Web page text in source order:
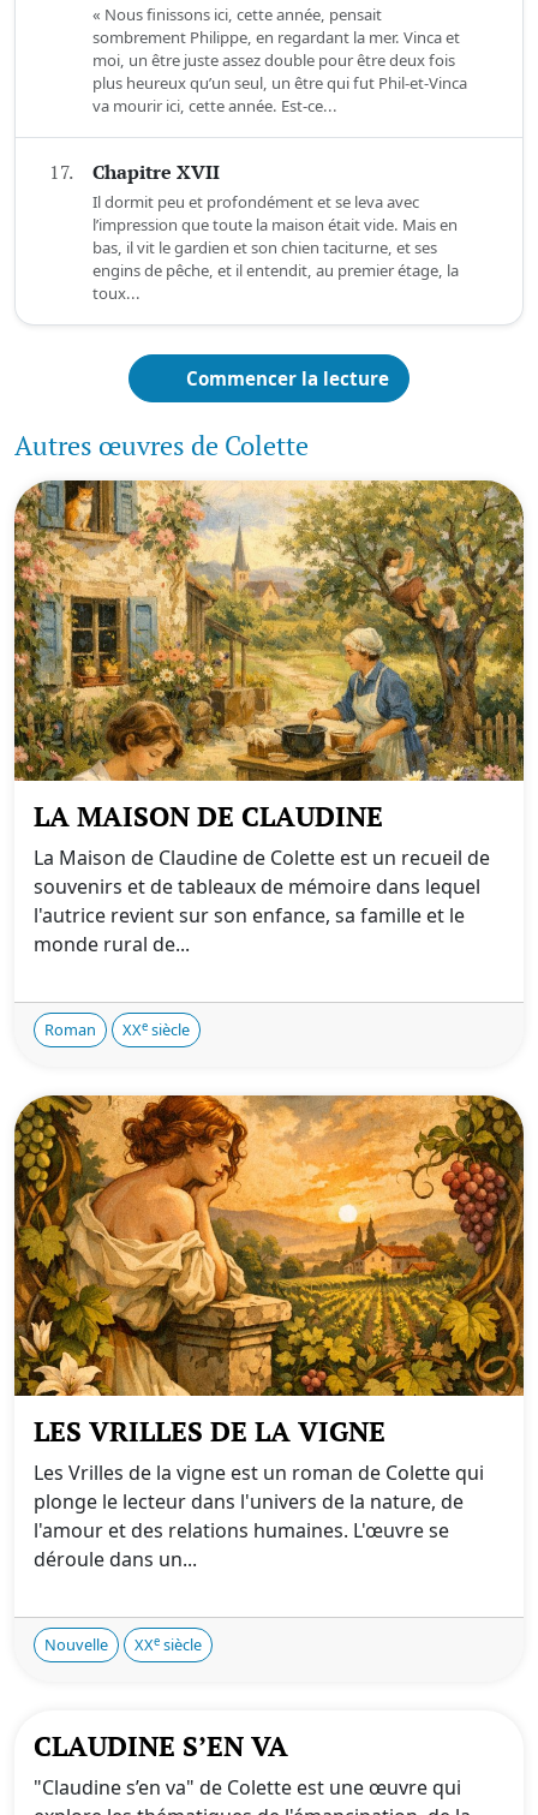
« Nous finissons ici, cette année, pensait
sombrement Philippe, en regardant la mer. Vinca et
moi, un être juste assez double pour être deux fois
plus heureux qu’un seul, un être qui fut Phil-et-Vinca
va mourir ici, cette année. Est-ce...
17. Chapitre XVII
Il dormit peu et profondément et se leva avec
l’impression que toute la maison était vide. Mais en
bas, il vit le gardien et son chien taciturne, et ses
engins de pêche, et il entendit, au premier étage, la
toux...
Commencer la lecture
Autres œuvres de Colette
LA MAISON DE CLAUDINE
La Maison de Claudine de Colette est un recueil de
souvenirs et de tableaux de mémoire dans lequel
l'autrice revient sur son enfance, sa famille et le
monde rural de...
Roman XXe siècle
LES VRILLES DE LA VIGNE
Les Vrilles de la vigne est un roman de Colette qui
plonge le lecteur dans l'univers de la nature, de
l'amour et des relations humaines. L'œuvre se
déroule dans un...
Nouvelle XXe siècle
CLAUDINE S’EN VA
"Claudine s’en va" de Colette est une œuvre qui